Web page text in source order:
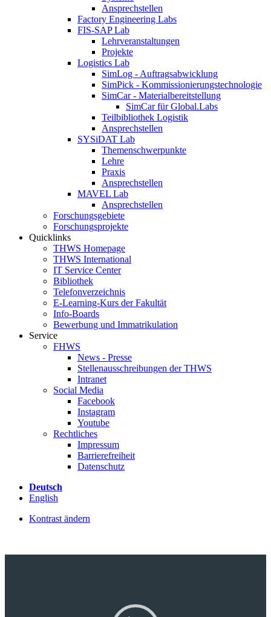
Ansprechstellen
Factory Engineering Labs
FIS-SAP Lab
Lehrveranstaltungen
Projekte
Logistics Lab
SimLog - Auftragsabwicklung
SimPick - Kommissionierungstechnologie
SimCar - Materialbereitstellung
SimCar für Global.Labs
Teilbibliothek Logistik
Ansprechstellen
SYSiDAT Lab
Themenschwerpunkte
Lehre
Praxis
Ansprechstellen
MAVEL Lab
Ansprechstellen
Forschungsgebiete
Forschungsprojekte
Quicklinks
THWS Homepage
THWS International
IT Service Center
Bibliothek
Telefonverzeichnis
E-Learning-Kurs der Fakultät
Info-Boards
Bewerbung und Immatrikulation
Service
FHWS
News - Presse
Stellenausschreibungen der THWS
Intranet
Social Media
Facebook
Instagram
Youtube
Rechtliches
Impressum
Barrierefreiheit
Datenschutz
Deutsch
English
Kontrast ändern